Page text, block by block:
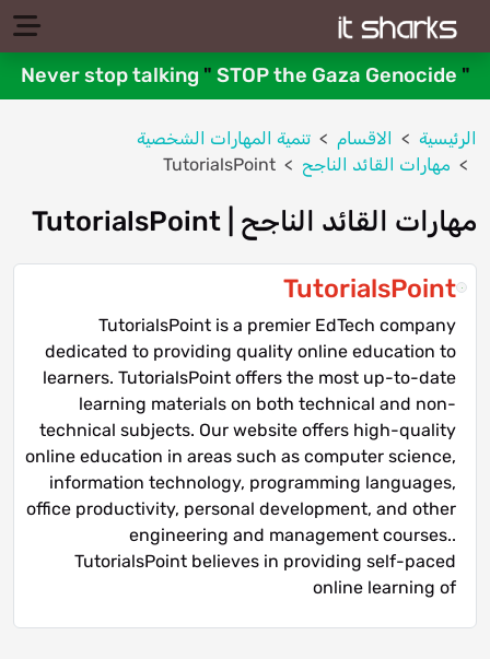
Never stop talking " STOP the Gaza Genocide "
الرئيسية الاقسام
تنمية المهارات الشخصية
مهارات القائد الناجح
TutorialsPoint
مهارات القائد الناجح | TutorialsPoint
TutorialsPoint
TutorialsPoint is a premier EdTech company
dedicated to providing quality online education to
learners. TutorialsPoint offers the most up-to-date
learning materials on both technical and non-
technical subjects. Our website offers high-quality
online education in areas such as computer science,
information technology, programming languages,
office productivity, personal development, and other
engineering and management courses..
TutorialsPoint believes in providing self-paced
online learning of